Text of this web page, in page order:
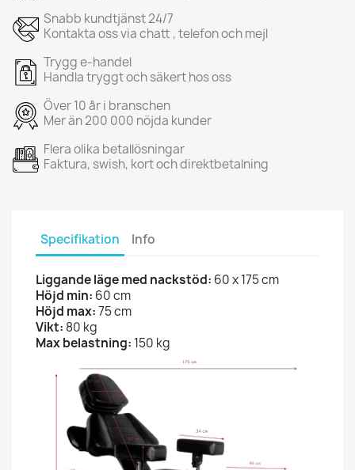
Snabb kundtjänst 24/7
Kontakta oss via chatt , telefon och mejl
Trygg e-handel
Handla tryggt och säkert hos oss
Över 10 år i branschen
Mer än 200 000 nöjda kunder
Flera olika betallösningar
Faktura, swish, kort och direktbetalning
Specifikation Info
Liggande läge med nackstöd: 60 x 175 cm
Höjd min: 60 cm
Höjd max:75 cm
Vikt: 80 kg
Max belastning: 150 kg